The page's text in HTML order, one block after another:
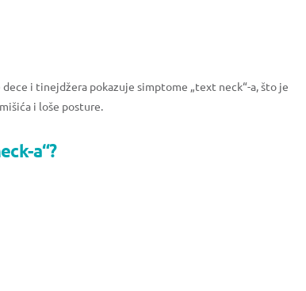
i tinejdžera pokazuje simptome „text neck“-a, što je
i loše posture.
a“?